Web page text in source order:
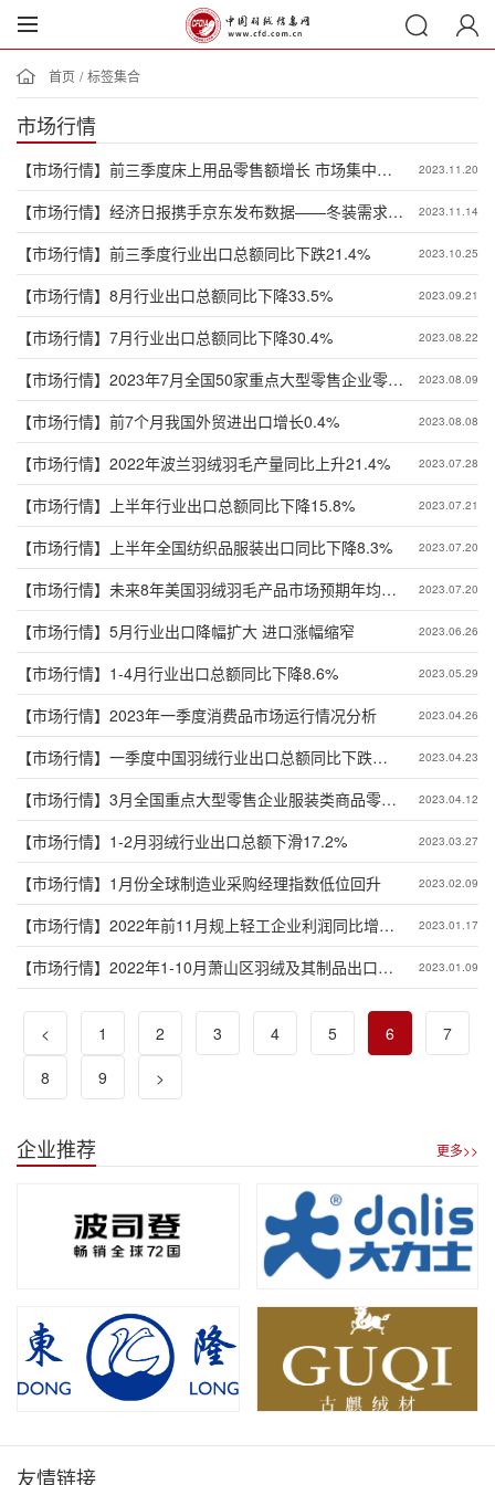
首页 / 标签集合
市场行情
【市场行情】 前三季度床上用品零售额增长 市场集中度
较高
2023.11.20
【市场行情】 经济日报携手京东发布数据——冬装需求兼
顾功能与美感
2023.11.14
【市场行情】 前三季度行业出口总额同比下跌21.4% 2023.10.25
【市场行情】 8月行业出口总额同比下降33.5% 2023.09.21
【市场行情】 7月行业出口总额同比下降30.4% 2023.08.22
【市场行情】 2023年7月全国50家重点大型零售企业零售
额同比下降3.6%
2023.08.09
【市场行情】 前7个月我国外贸进出口增长0.4% 2023.08.08
【市场行情】 2022年波兰羽绒羽毛产量同比上升21.4% 2023.07.28
【市场行情】 上半年行业出口总额同比下降15.8% 2023.07.21
【市场行情】 上半年全国纺织品服装出口同比下降8.3% 2023.07.20
【市场行情】 未来8年美国羽绒羽毛产品市场预期年均增
长5.5%
2023.07.20
【市场行情】 5月行业出口降幅扩大 进口涨幅缩窄 2023.06.26
【市场行情】 1-4月行业出口总额同比下降8.6% 2023.05.29
【市场行情】 2023年一季度消费品市场运行情况分析 2023.04.26
【市场行情】 一季度中国羽绒行业出口总额同比下跌
10.6%
2023.04.23
【市场行情】 3月全国重点大型零售企业服装类商品零售
额增速超40%
2023.04.12
【市场行情】 1-2月羽绒行业出口总额下滑17.2% 2023.03.27
【市场行情】 1月份全球制造业采购经理指数低位回升 2023.02.09
【市场行情】 2022年前11月规上轻工企业利润同比增长
9.4%
2023.01.17
【市场行情】 2022年1-10月萧山区羽绒及其制品出口
37.88亿元
2023.01.09
< 1 2 3 4 5 6
7
8
9 >
企业推荐 更多>>
友情链接